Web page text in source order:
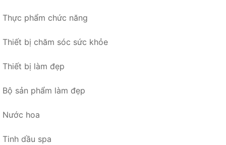
Thực phẩm chức năng
Thiết bị chăm sóc sức khỏe
Thiết bị làm đẹp
Bộ sản phẩm làm đẹp
Nước hoa
Tinh dầu spa